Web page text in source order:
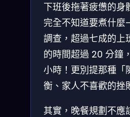
下班後拖著疲憊的身
完全不知道要煮什
調查，超過七成的上
的時間超過 20 分鐘
小時！更別提那種「
衡、家人不喜歡的挫
其實，晚餐規劃不應